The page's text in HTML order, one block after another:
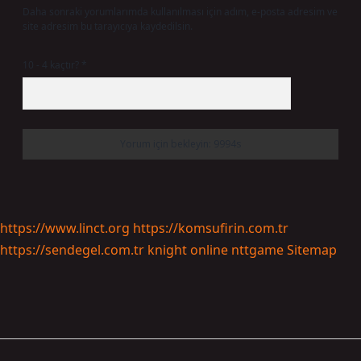
Daha sonraki yorumlarımda kullanılması için adım, e-posta adresim ve
10 - 4 kaçtır?
https://www.linct.org https://komsufirin.com.tr
https://sendegel.com.tr knight online nttgameSitemap